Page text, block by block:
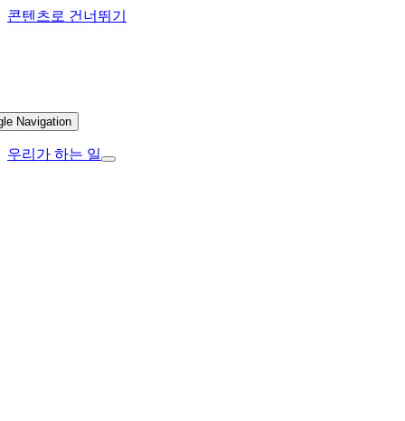
콘텐츠로 건너뛰기
Navigation
우리가 하는 일